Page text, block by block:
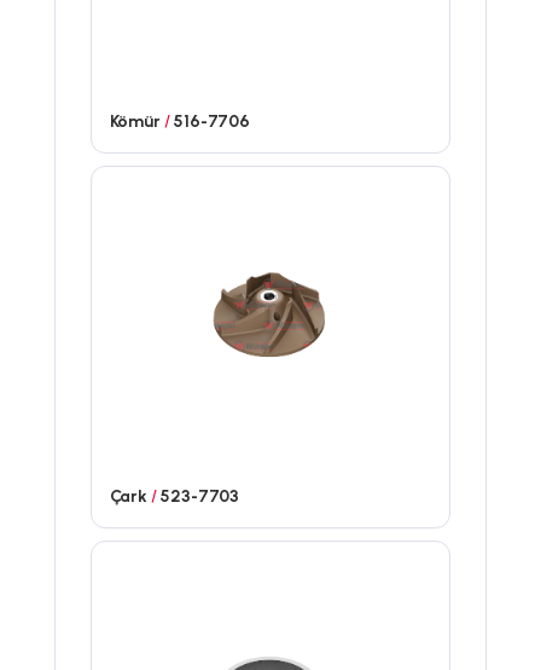
Kömür/516-7706
Çark /523-7703